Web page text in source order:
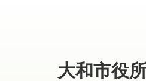
大和市役